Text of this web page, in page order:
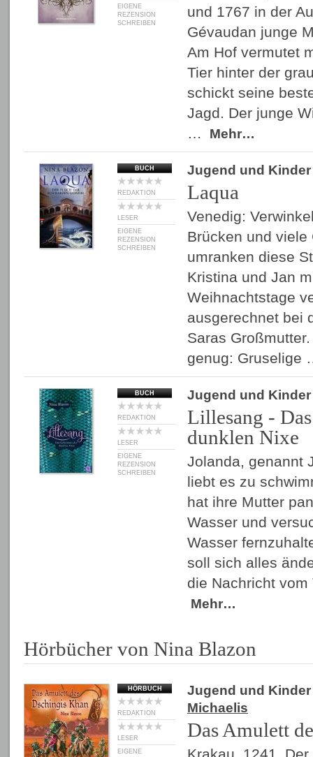
EIGENE
REZENSION
SCHREIBEN
und 1767 in der
Gévaudan junge
Am Hof vermutet
Tier hinter der
schickt seine
Jagd. Der junge
…
Mehr…
BUCH
REDAKTION
LESER
EIGENE
REZENSION
SCHREIBEN
Jugend und Kinder
Laqua
Venedig:
Brücken und viele
umranken diese
Kristina und Jan
Weihnachtstage
ausgerechnet bei
Saras
genug:
BUCH
REDAKTION
LESER
EIGENE
REZENSION
SCHREIBEN
Jugend und Kinder
Lillesang -
dunklen Nixe
Jolanda, genannt
liebt es zu
hat ihre Mutter
Wasser und
Wasser
soll sich alles
die Nachricht
Mehr…
Hörbücher von Nina Blazon
HÖRBUCH
REDAKTION
LESER
EIGENE
Jugend und Kinder
Michaelis
Das Amulett